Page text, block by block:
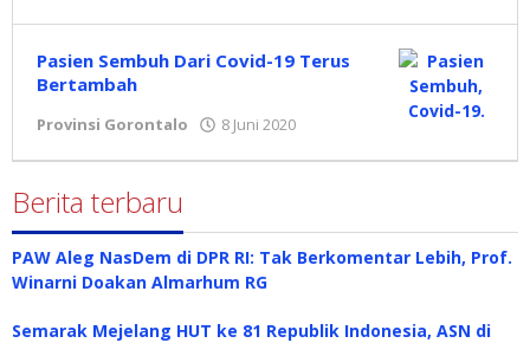
Pasien Sembuh Dari Covid-19 Terus
Bertambah
Provinsi Gorontalo 8 Juni 2020
Berita terbaru
PAW Aleg NasDem di DPR RI: Tak Berkomentar Lebih, Prof.
Winarni Doakan Almarhum RG
Semarak Mejelang HUT ke 81 Republik Indonesia, ASN di